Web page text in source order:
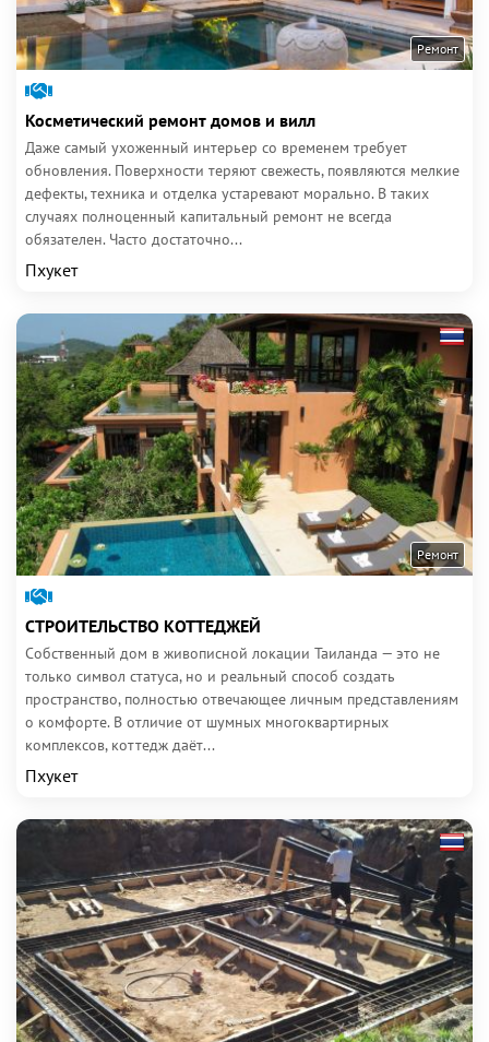
Ремонт
Косметический ремонт домов и вилл
Даже самый ухоженный интерьер со временем требует
обновления. Поверхности теряют свежесть, появляются мелкие
дефекты, техника и отделка устаревают морально. В таких
случаях полноценный капитальный ремонт не всегда
обязателен. Часто достаточно...
Пхукет
Ремонт
СТРОИТЕЛЬСТВО КОТТЕДЖЕЙ
Собственный дом в живописной локации Таиланда — это не
только символ статуса, но и реальный способ создать
пространство, полностью отвечающее личным представлениям
о комфорте. В отличие от шумных многоквартирных
комплексов, коттедж даёт...
Пхукет